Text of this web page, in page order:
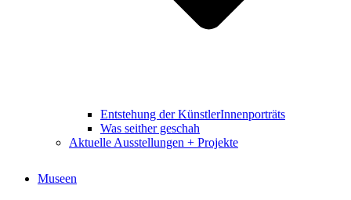
Entstehung der KünstlerInnenporträts
Was seither geschah
Aktuelle Ausstellungen + Projekte
Museen